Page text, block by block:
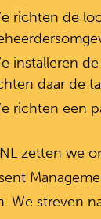
richten de
installeren
daar de
richten een
zetten we
We streven